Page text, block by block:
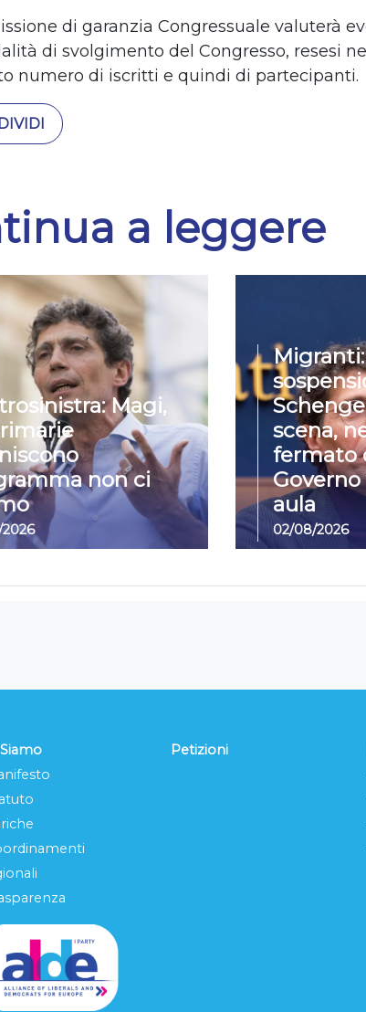
di garanzia Congressuale valuterà
di svolgimento del Congresso, resesi
numero di iscritti e quindi di partecipanti.
a leggere
Magi,
non ci
scena,
fermato
aula
02/08/2026
Petizioni